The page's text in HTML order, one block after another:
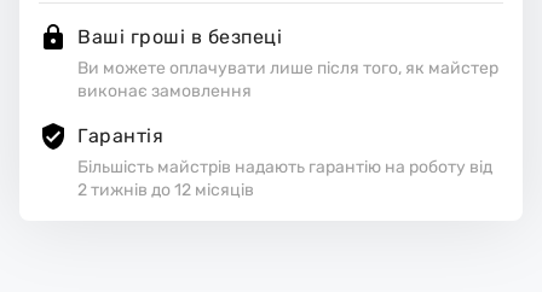
Ваші гроші в безпеці
Ви можете оплачувати лише після того, як майстер
виконає замовлення
Гарантія
Більшість майстрів надають гарантію на роботу від
2 тижнів до 12 місяців